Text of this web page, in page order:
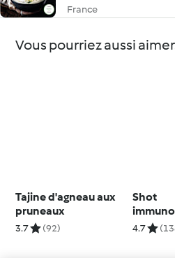
France
Vous pourriez aussi
Tajine d'agneau aux
pruneaux
3.7 (92)
Shot
4.7